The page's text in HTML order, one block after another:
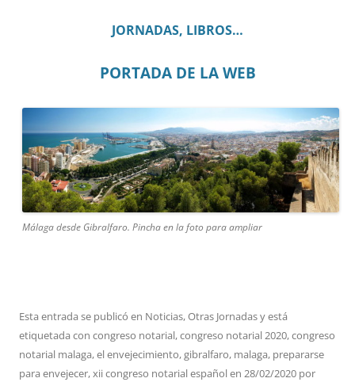
JORNADAS, LIBROS…
PORTADA DE LA WEB
Málaga desde Gibralfaro. Pincha en la foto para ampliar
Esta entrada se publicó en Noticias,Otras Jornadasy está
etiquetada con congreso notarial,congreso notarial 2020,congreso
notarial malaga,el envejecimiento,gibralfaro, malaga, prepararse
para envejecer,xii congreso notarial españolen 28/02/2020 por